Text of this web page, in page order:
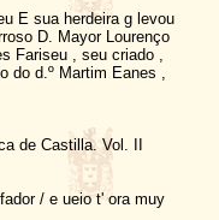
E sua herdeira g levou
D. Mayor Lourenço
Fariseu , seu criado ,
do d.º Martim Eanes ,
de Castilla. Vol. II
/ e ueio t' ora muy